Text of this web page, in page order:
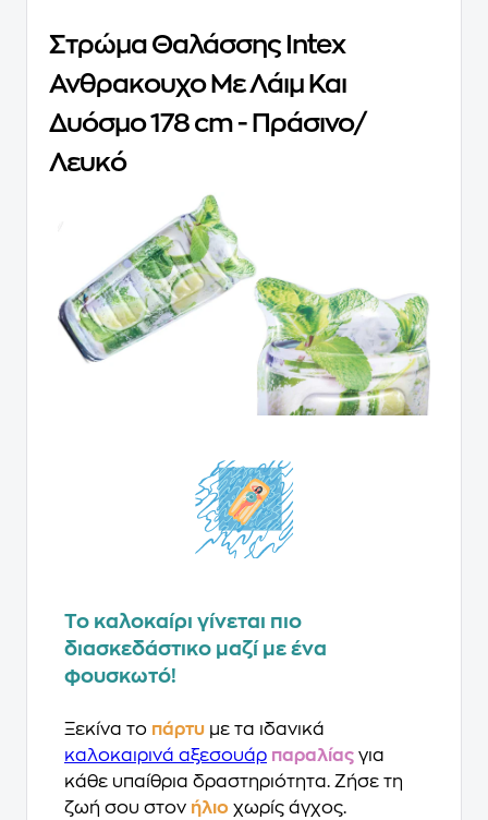
Στρώμα Θαλάσσης Intex
Ανθρακουχο Με Λάιμ Και
Δυόσμο 178 cm - Πράσινο/
Λευκό
Το καλοκαίρι γίνεται πιο
διασκεδάστικο μαζί με ένα
φουσκωτό!
Ξεκίνα το πάρτυ με τα ιδανικά
καλοκαιρινά αξεσουάρ παραλίας για
κάθε υπαίθρια δραστηριότητα. Ζήσε τη
ζωή σου στον ήλιο χωρίς άγχος.